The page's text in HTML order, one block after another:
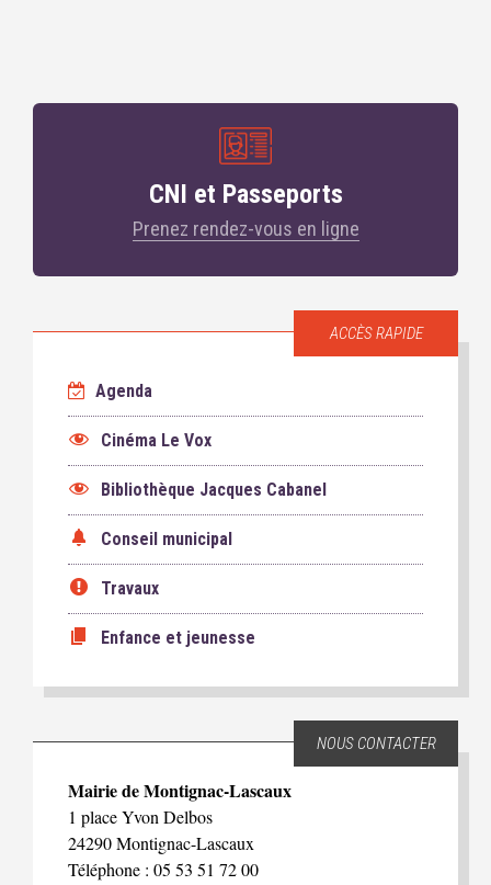
CNI et Passeports
Prenez rendez-vous en ligne
ACCÈS RAPIDE
Agenda
Cinéma Le Vox
Bibliothèque Jacques Cabanel
Conseil municipal
Travaux
Enfance et jeunesse
NOUS CONTACTER
Mairie de Montignac-Lascaux
1 place Yvon Delbos
24290 Montignac-Lascaux
Téléphone : 05 53 51 72 00